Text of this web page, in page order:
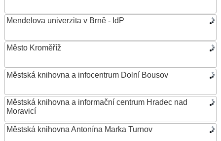
Mendelova univerzita v Brně - IdP
Město Kroměříž
Městská knihovna a infocentrum Dolní Bousov
Městská knihovna a informační centrum Hradec nad
Moravicí
Městská knihovna Antonína Marka Turnov